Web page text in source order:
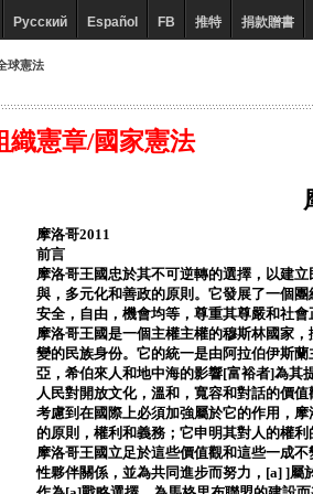
Русский Español FB 推特 捐款贈書
球憲法
織憲章/國家憲法
摩洛哥2011
前言
摩洛哥王國忠於其不可逆轉的選擇，以建
與，多元化和善政的原則。它發展了一個
安全，自由，機會均等，尊重其尊嚴和社會
摩洛哥王國是一個主權主權的穆斯林國家
變的民族身份。它的統一是由阿拉伯伊斯
亞，希伯來人和地中海的影響[富裕者]為其
人民對開放文化，溫和，寬容和對話的價
考慮到在國際上必須加強屬於它的作用，
的原則，權利和義務；它申明其對人的權
摩洛哥王國立足於這些價值觀和這些一成
性夥伴關係，並為共同進步而努力，[a] ]屬